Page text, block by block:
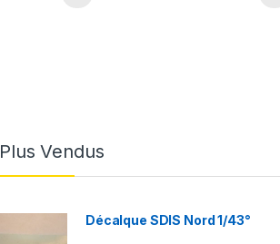
Plus Vendus
Décalque SDIS Nord 1/43°